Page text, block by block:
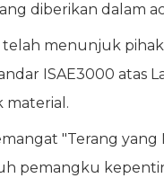
diberikan dalam
telah menunjuk
ISAE3000 atas
material.
"Terang
pemangku